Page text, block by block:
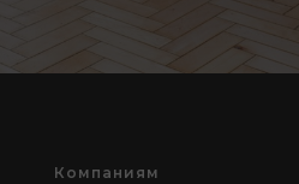
Компаниям